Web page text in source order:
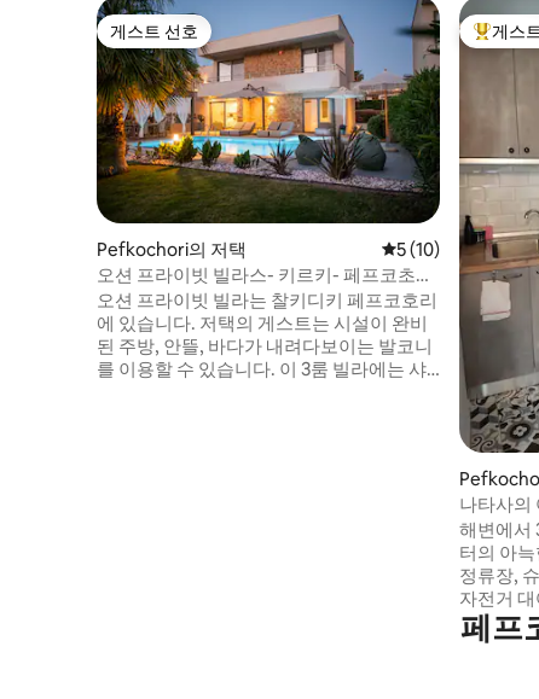
게스트 선호
게스트 선호
Pefkochori의 저택 평점 5점(5점 만점),
5 (10)
오션 프라이빗 빌라스- 키르키- 페프코초리,
할키디키
오션 프라이빗 빌라는 찰키디키 페프코호리
에 있습니다. 저택의 게스트는 시설이 완비
된 주방, 안뜰, 바다가 내려다보이는 발코니
를 이용할 수 있습니다. 이 3룸 빌라에는 샤
상위 게
게스
나타사의
해변에서
터의 아
정류장,
자전거
에는 커
접시, 조
페프